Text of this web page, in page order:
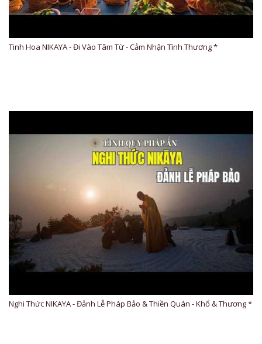
Tinh Hoa NIKAYA - Đi Vào Tâm Từ - Cảm Nhận Tình Thương *
Nghi Thức NIKAYA - Đảnh Lễ Pháp Bảo & Thiền Quán - Khổ & Thương *